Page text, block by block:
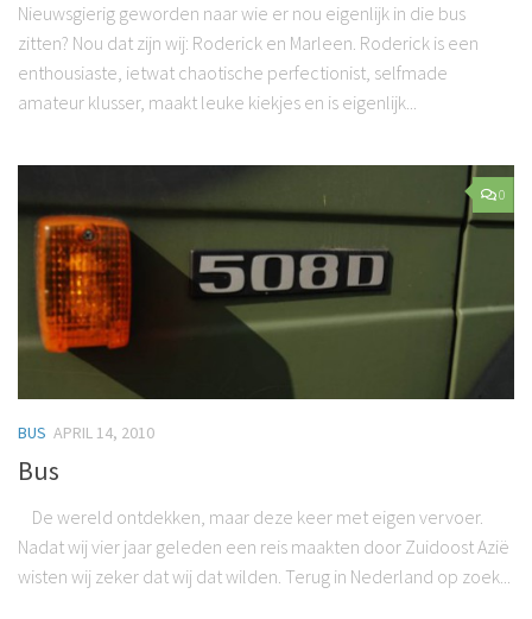
Nieuwsgierig geworden naar wie er nou eigenlijk in die bus
zitten? Nou dat zijn wij: Roderick en Marleen. Roderick is een
enthousiaste, ietwat chaotische perfectionist, selfmade
amateur klusser, maakt leuke kiekjes en is eigenlijk...
0
BUS APRIL 14, 2010
Bus
De wereld ontdekken, maar deze keer met eigen vervoer.
Nadat wij vier jaar geleden een reis maakten door Zuidoost Azië
wisten wij zeker dat wij dat wilden. Terug in Nederland op zoek...